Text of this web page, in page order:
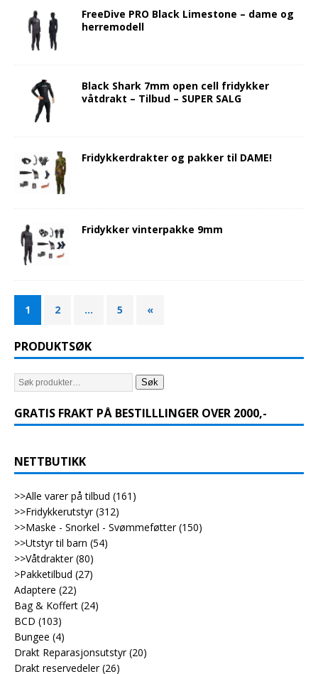
FreeDive PRO Black Limestone – dame og
herremodell
Black Shark 7mm open cell fridykker
våtdrakt – Tilbud – SUPER SALG
Fridykkerdrakter og pakker til DAME!
Fridykker vinterpakke 9mm
1 2 … 5 «
PRODUKTSØK
Søk
GRATIS FRAKT PÅ BESTILLLINGER OVER 2000,-
NETTBUTIKK
>>Alle varer på tilbud (161)
>>Fridykkerutstyr (312)
>>Maske - Snorkel - Svømmeføtter (150)
>>Utstyr til barn (54)
>>Våtdrakter (80)
>Pakketilbud (27)
Adaptere (22)
Bag & Koffert (24)
BCD (103)
Bungee (4)
Drakt Reparasjonsutstyr (20)
Drakt reservedeler (26)